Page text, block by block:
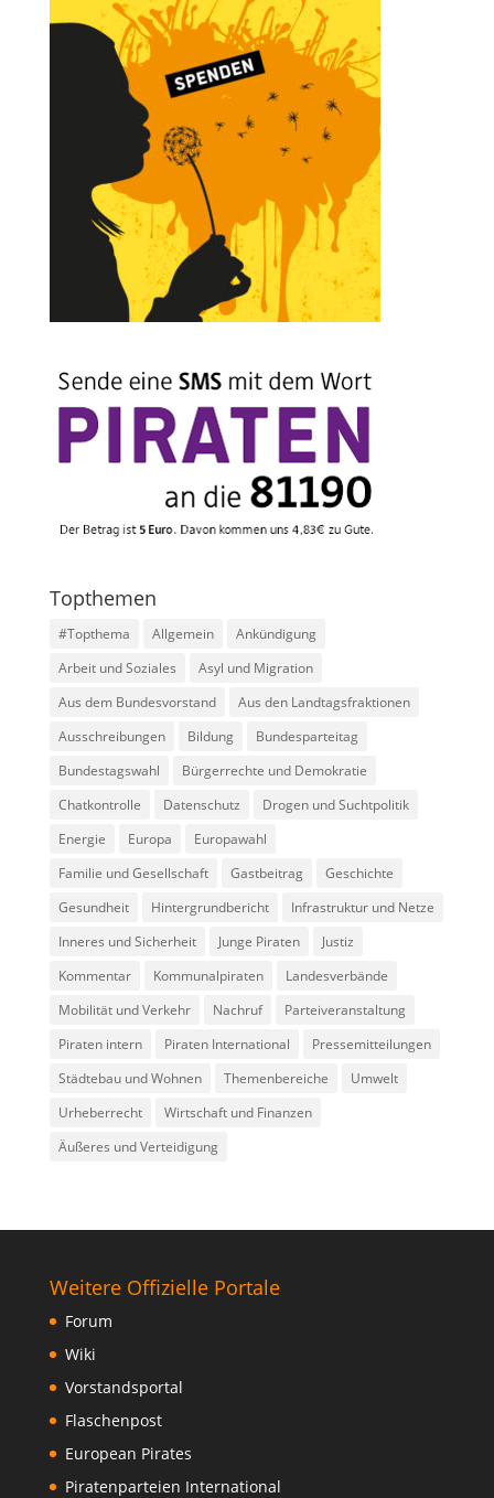
Topthemen
#Topthema Allgemein
Ankündigung
Arbeit und Soziales
Asyl und Migration
Aus dem Bundesvorstand
Aus den Landtagsfraktionen
Ausschreibungen
Bildung
Bundesparteitag
Bundestagswahl
Bürgerrechte und Demokratie
Chatkontrolle
Datenschutz
Drogen und Suchtpolitik
Energie
Europa
Europawahl
Familie und Gesellschaft
Gastbeitrag
Geschichte
Gesundheit
Hintergrundbericht
Infrastruktur und Netze
Inneres und Sicherheit
Junge Piraten
Justiz
Kommentar
Kommunalpiraten
Landesverbände
Mobilität und Verkehr
Nachruf
Parteiveranstaltung
Piraten intern
Piraten International
Pressemitteilungen
Städtebau und Wohnen
Themenbereiche
Umwelt
Urheberrecht
Wirtschaft und Finanzen
Äußeres und Verteidigung
Weitere Offizielle Portale
Forum
Wiki
Vorstandsportal
Flaschenpost
European Pirates
Piratenparteien International